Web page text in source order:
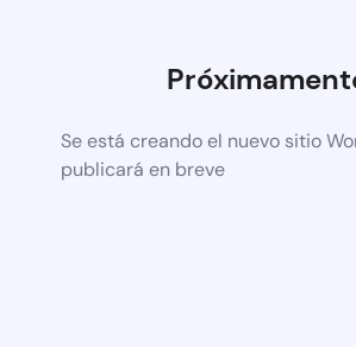
Se está creando el nuevo sitio
publicará en breve